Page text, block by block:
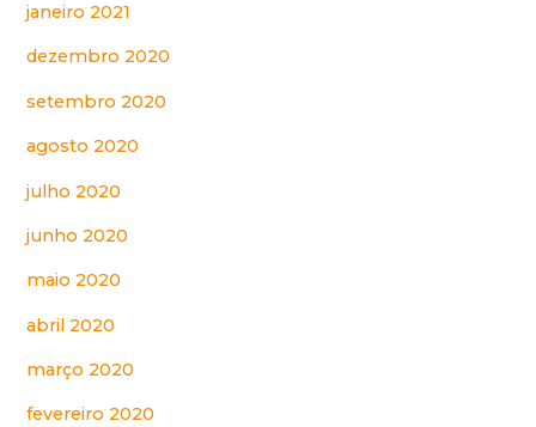
janeiro 2021
dezembro 2020
setembro 2020
agosto 2020
julho 2020
junho 2020
maio 2020
abril 2020
março 2020
fevereiro 2020